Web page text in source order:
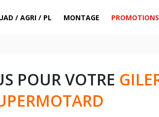
/ AGRI / PL MONTAGE PROMOTIONS
POUR VOTRE